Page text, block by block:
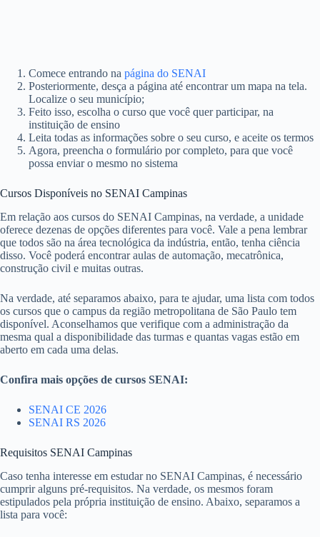
Comece entrando na página do SENAI
Posteriormente, desça a página até encontrar um mapa na tela.
Localize o seu município;
Feito isso, escolha o curso que você quer participar, na
instituição de ensino
Leita todas as informações sobre o seu curso, e aceite os termos
Agora, preencha o formulário por completo, para que você
possa enviar o mesmo no sistema
Cursos Disponíveis no SENAI Campinas
Em relação aos cursos do SENAI Campinas, na verdade, a unidade
oferece dezenas de opções diferentes para você. Vale a pena lembrar
que todos são na área tecnológica da indústria, então, tenha ciência
disso. Você poderá encontrar aulas de automação, mecatrônica,
construção civil e muitas outras.
Na verdade, até separamos abaixo, para te ajudar, uma lista com todos
os cursos que o campus da região metropolitana de São Paulo tem
disponível. Aconselhamos que verifique com a administração da
mesma qual a disponibilidade das turmas e quantas vagas estão em
aberto em cada uma delas.
Confira mais opções de cursos SENAI:
SENAI CE 2026
SENAI RS 2026
Requisitos SENAI Campinas
Caso tenha interesse em estudar no SENAI Campinas, é necessário
cumprir alguns pré-requisitos. Na verdade, os mesmos foram
estipulados pela própria instituição de ensino. Abaixo, separamos a
lista para você: